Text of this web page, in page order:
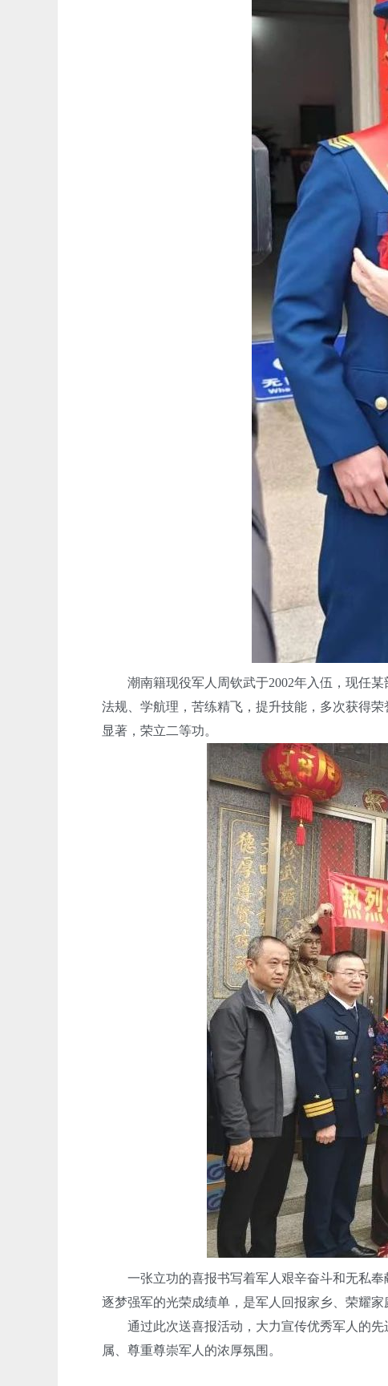
潮南籍现役军人周钦武于2002年入伍，现任某
法规、学航理，苦练精飞，提升技能，多次获得
显著，荣立二等功。
一张立功的喜报书写着军人艰辛奋斗和无私奉
逐梦强军的光荣成绩单，是军人回报家乡、荣耀家
通过此次送喜报活动，大力宣传优秀军人的先
属、尊重尊崇军人的浓厚氛围。